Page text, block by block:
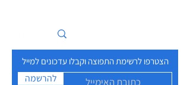
הצטרפו לרשימת התפוצה וקבלו עדכונים למייל
להרשמה